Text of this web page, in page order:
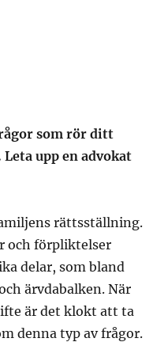
som rör ditt
upp en advokat
rättsställning.
och förpliktelser
delar, som bland
ärvdabalken. När
är det klokt att ta
denna typ av frågor.